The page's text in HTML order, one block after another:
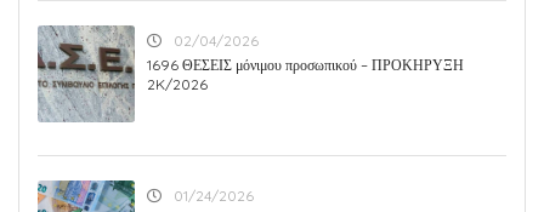
02/04/2026
1696 ΘΕΣΕΙΣ μόνιμου προσωπικού – ΠΡΟΚΗΡΥΞΗ
2K/2026
01/24/2026